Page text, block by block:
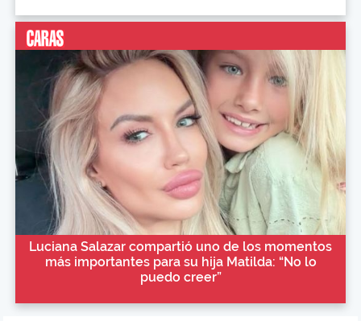
Luciana Salazar compartió uno de los momentos
más importantes para su hija Matilda: “No lo
puedo creer”